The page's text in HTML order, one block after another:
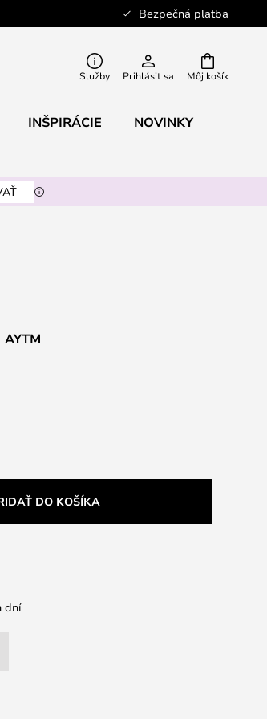
Bezpečná platba
Môj košík
Služby Prihlásiť sa
INŠPIRÁCIE NOVINKY
DO KOŠÍKA
dní